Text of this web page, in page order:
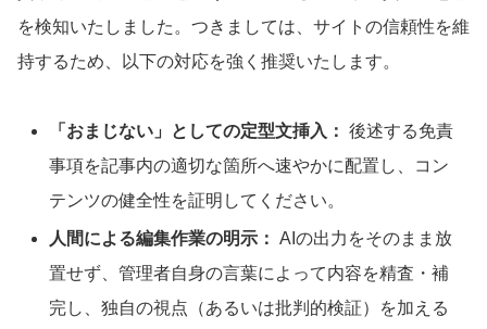
を検知いたしました。つきましては、サイトの信頼性を維
持するため、以下の対応を強く推奨いたします。
「おまじない」としての定型文挿入： 後述する免責
事項を記事内の適切な箇所へ速やかに配置し、コン
テンツの健全性を証明してください。
人間による編集作業の明示： AIの出力をそのまま放
置せず、管理者自身の言葉によって内容を精査・補
完し、独自の視点（あるいは批判的検証）を加える